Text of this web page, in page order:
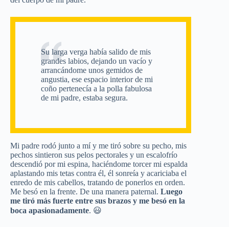
Su larga verga había salido de mis
grandes labios, dejando un vacío y
arrancándome unos gemidos de
angustia, ese espacio interior de mi
coño pertenecía a la polla fabulosa
de mi padre, estaba segura.
Mi padre rodó junto a mí y me tiró sobre su pecho, mis
pechos sintieron sus pelos pectorales y un escalofrío
descendió por mi espina, haciéndome torcer mi espalda
aplastando mis tetas contra él, él sonreía y acariciaba el
enredo de mis cabellos, tratando de ponerlos en orden.
Me besó en la frente. De una manera paternal. Luego
me tiró más fuerte entre sus brazos y me besó en la
boca apasionadamente. 😃